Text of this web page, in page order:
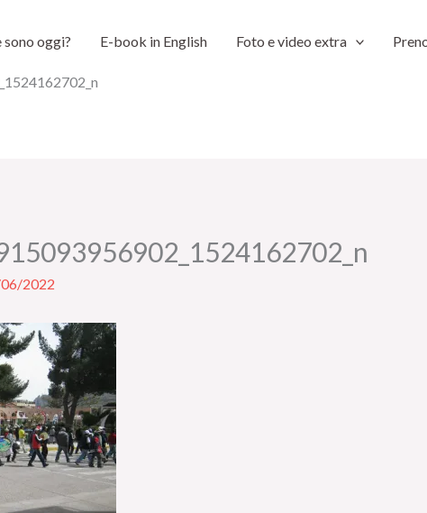
sono oggi? E-book in English Foto e video extra
2022